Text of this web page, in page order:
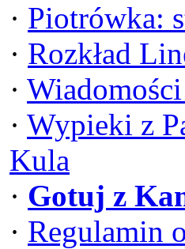
· Piotrówka:
· Rozkład
·
· Wypieki z
Kula
· Gotuj z
· Regulamin